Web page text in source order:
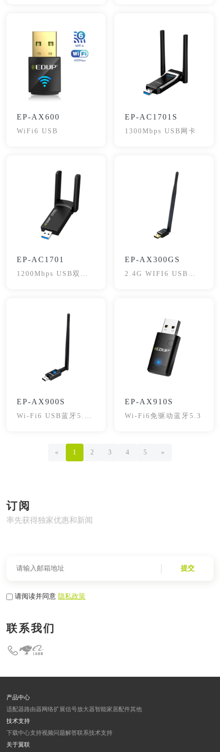
EP-AX600
WiFi6 USB
EP-AC1701S
1300Mbps USB网卡
EP-AC1701
1200Mbps USB双频
EP-AX300GS
2.4G WIFI6 USB网
EP-AX900S
Wi-Fi6 USB蓝牙5.3
EP-AX910S
Wi-Fi6免驱动蓝牙5.3
« 1 2 3 4 5 »
订阅
率先获得独家优惠和新闻
提交
请阅读并同意隐私政策
联系我们
产品中心
适配器路由器 网络扩展信号放大器智能家居配件其他
技术支持
下载中心支持视频问题解答联系技术支持
关于翼联